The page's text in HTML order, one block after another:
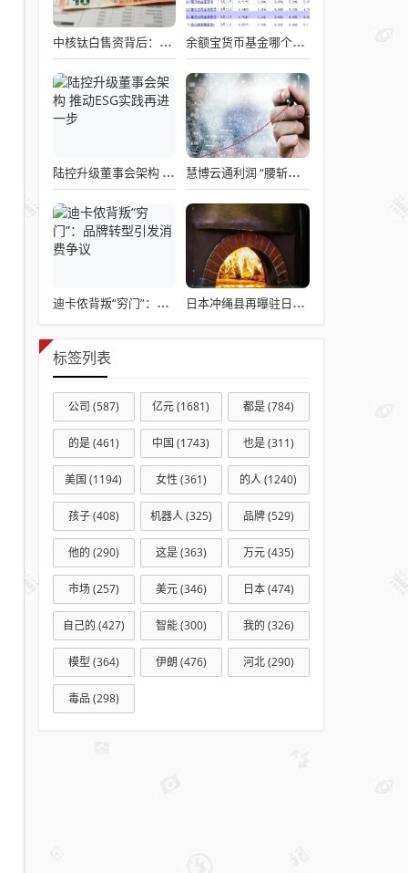
中核钛白售资背后：战略调整还是家族资本运作 余额宝货币基金哪个好?真实案例教会你避坑
陆控升级董事会架构 推动ESG实践再进一步 慧博云通利润 “腰斩再腰斩”：营收 10 亿增 33%，职工薪酬 7.46 亿占营收 7 成，现金流 - 1.18 亿
迪卡侬背叛“穷门”：品牌转型引发消费争议 日本冲绳县再曝驻日美军性暴力事件，20 多岁士兵猥亵未成年少女
标签列表
公司 (587) 亿元(1681) 都是(784)
的是(461) 中国 (1743) 也是(311)
美国 (1194) 女性 (361) 的人(1240)
孩子(408) 机器人(325) 品牌(529)
他的 (290) 这是(363) 万元(435)
市场(257) 美元(346) 日本(474)
自己的 (427) 智能(300) 我的 (326)
模型 (364) 伊朗 (476) 河北(290)
毒品 (298)